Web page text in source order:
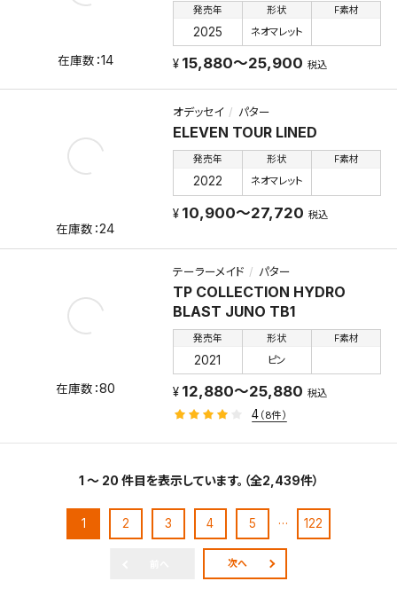
発売年
2025
形状
ネオマレット
F素材
14 15,880～25,900 税込
オデッセイ パター
ELEVEN TOUR LINED
発売年
2022
形状
ネオマレット
F素材
24
10,900～27,720 税込
テーラーメイド パター
TP COLLECTION HYDRO
BLAST JUNO TB1
発売年
2021
形状
ピン
F素材
80 12,880～25,880 税込
4 （8件）
1 ～ 20 件目を表示しています。（全2,439件）
1 2 3 4 5 … 122
次へ